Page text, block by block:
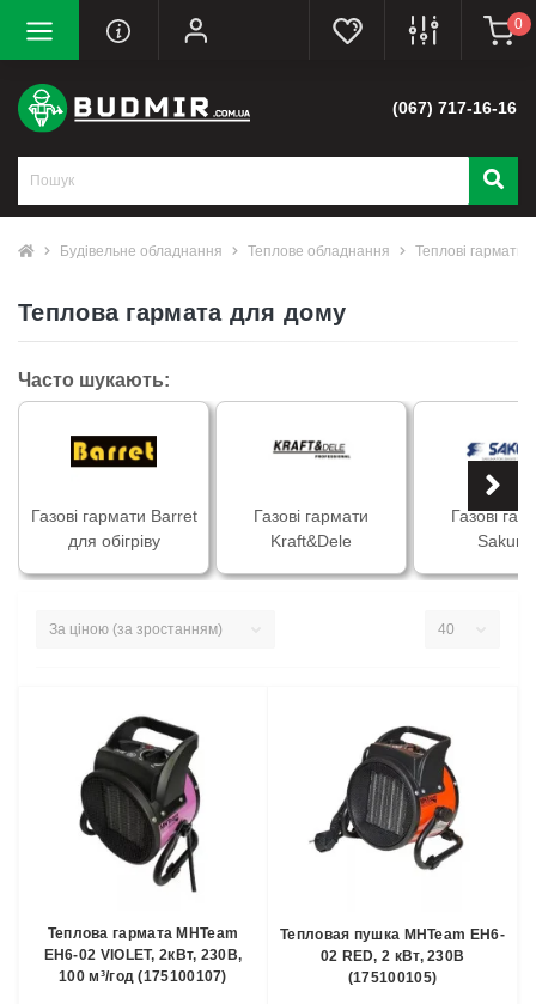
0
(067) 717-16-16
Будівельне обладнання Теплове обладнання Теплові гармати
Теплова гармата для дому
Часто шукають:
Газові гармати Barret
для обігріву
Газові гармати
Kraft&Dele
Газові
Теплова гармата MHTeam
EH6-02 VIOLET, 2кВт, 230В,
100 м³/год (175100107)
Тепловая пушка MHTeam EH6-
02 RED, 2 кВт, 230В
(175100105)